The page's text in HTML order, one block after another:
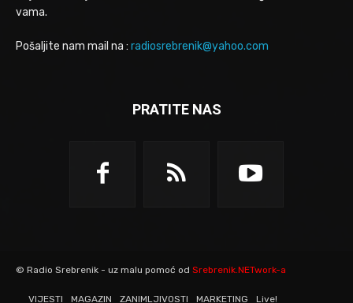
vama.
Pošaljite nam mail na : radiosrebrenik@yahoo.com
PRATITE NAS
© Radio Srebrenik - uz malu pomoć od Srebrenik.NETwork-a
VIJESTI MAGAZIN ZANIMLJIVOSTI MARKETING Live!